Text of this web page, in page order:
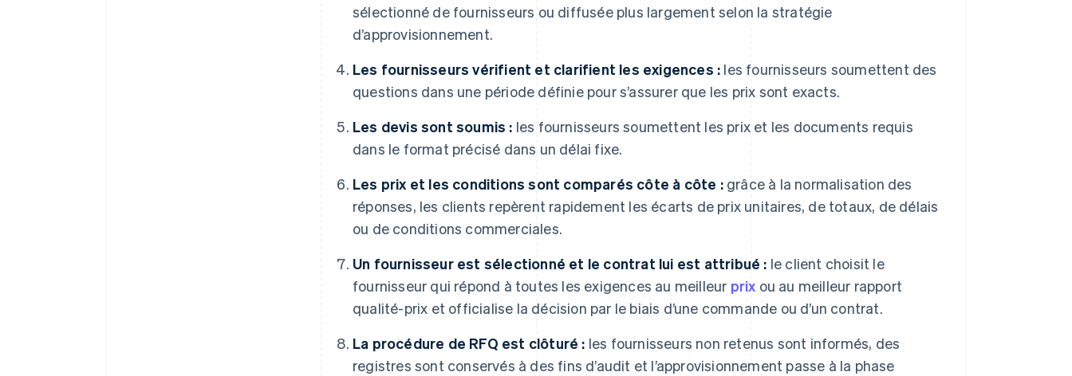
sélectionné de fournisseurs ou diffusée plus largement selon la stratégie
d’approvisionnement.
Les fournisseurs vérifient et clarifient les exigences : les fournisseurs soumettent des
questions dans une période définie pour s’assurer que les prix sont exacts.
Les devis sont soumis : les fournisseurs soumettent les prix et les documents requis
dans le format précisé dans un délai fixe.
Les prix et les conditions sont comparés côte à côte :grâce à la normalisation des
réponses, les clients repèrent rapidement les écarts de prix unitaires, de totaux, de délais
ou de conditions commerciales.
Un fournisseur est sélectionné et le contrat lui est attribué : le client choisit le
fournisseur qui répond à toutes les exigences au meilleur prix ou au meilleur rapport
qualité-prix et officialise la décision par le biais d’une commande ou d’un contrat.
La procédure de RFQ est clôturé : les fournisseurs non retenus sont informés, des
registres sont conservés à des fins d’audit et l’approvisionnement passe à la phase